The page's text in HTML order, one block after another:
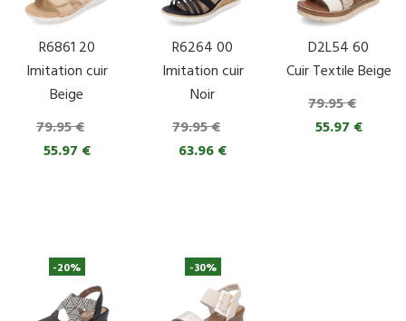
R6861 20
Imitation cuir
Beige
79.95 €
55.97 €
R6264 00
Imitation cuir
Noir
79.95 €
63.96 €
D2L54 60
Cuir Textile Beige
79.95 €
55.97 €
-20% -30%